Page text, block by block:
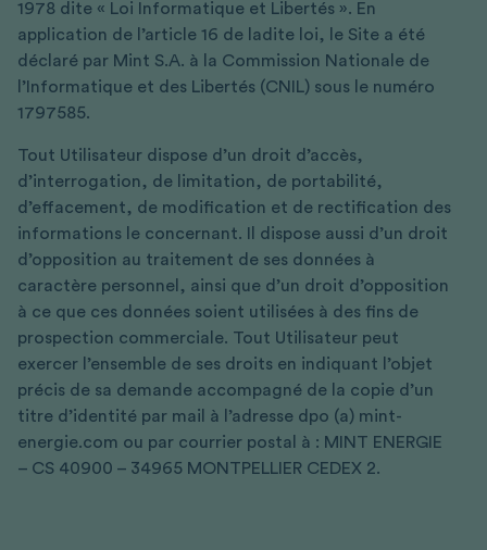
1978 dite « Loi Informatique et Libertés ». En
application de l’article 16 de ladite loi, le Site a été
déclaré par Mint S.A. à la Commission Nationale de
l’Informatique et des Libertés (CNIL) sous le numéro
1797585.
Tout Utilisateur dispose d’un droit d’accès,
d’interrogation, de limitation, de portabilité,
d’effacement, de modification et de rectification des
informations le concernant. Il dispose aussi d’un droit
d’opposition au traitement de ses données à
caractère personnel, ainsi que d’un droit d’opposition
à ce que ces données soient utilisées à des fins de
prospection commerciale. Tout Utilisateur peut
exercer l’ensemble de ses droits en indiquant l’objet
précis de sa demande accompagné de la copie d’un
titre d’identité par mail à l’adresse dpo (a) mint-
energie.com ou par courrier postal à : MINT ENERGIE
– CS 40900 – 34965 MONTPELLIER CEDEX 2.